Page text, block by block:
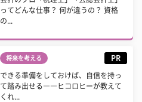
ってどんな仕事？ 何が違うの？ 資格
の...
将来を考える PR
できる準備をしておけば、自信を持っ
て踏み出せる――ヒコロヒーが教えて
くれ...